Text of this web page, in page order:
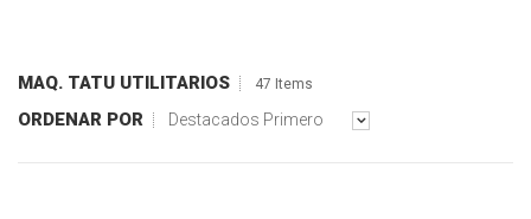
MAQ. TATU UTILITARIOS 47 Items
ORDENAR POR Destacados Primero